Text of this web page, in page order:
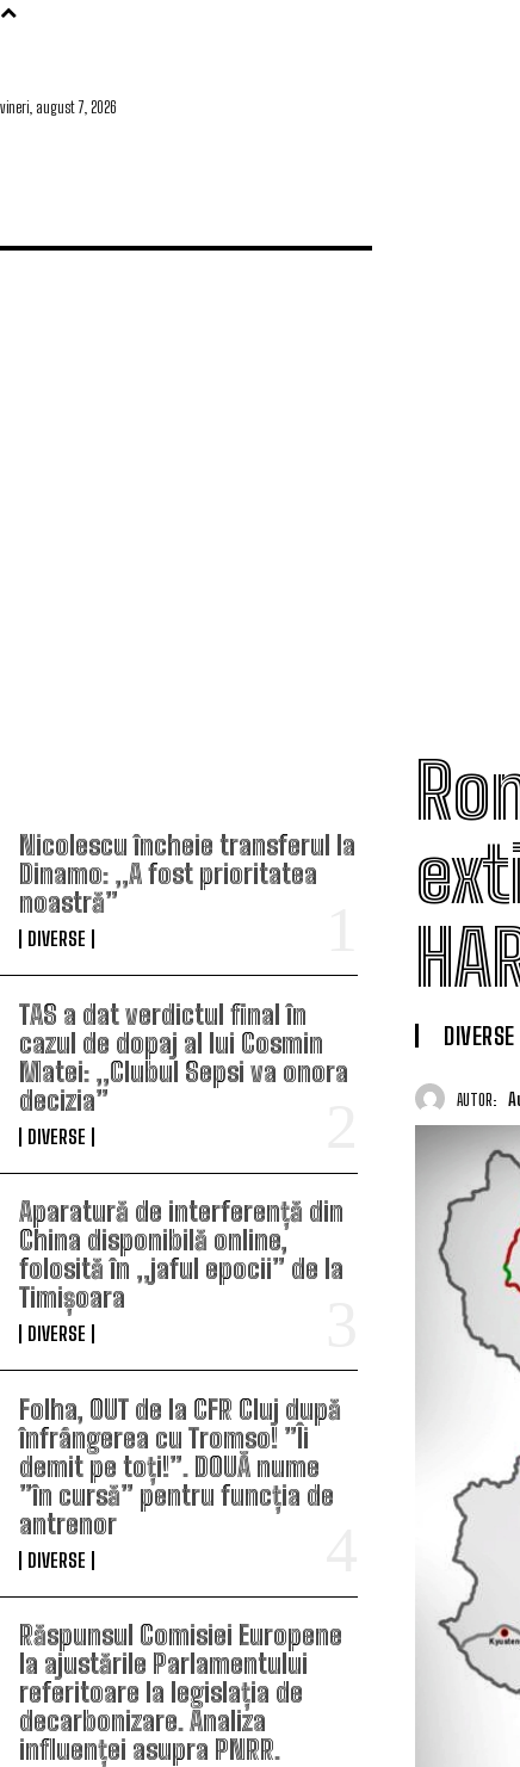
vineri, august 7, 2026
Nicolescu încheie transferul la
Dinamo: „A fost prioritatea
noastră”
DIVERSE
TAS a dat verdictul final în
cazul de dopaj al lui Cosmin
Matei: „Clubul Sepsi va onora
decizia”
DIVERSE
Aparatură de interferență din
China disponibilă online,
folosită în „jaful epocii” de la
Timișoara
DIVERSE
Folha, OUT de la CFR Cluj după
înfrângerea cu Tromso! ”Îi
demit pe toți!”. DOUĂ nume
”în cursă” pentru funcția de
antrenor
DIVERSE
Răspunsul Comisiei Europene
la ajustările Parlamentului
referitoare la legislația de
decarbonizare. Analiza
influenței asupra PNRR.
DIVERSE
AUTOR: